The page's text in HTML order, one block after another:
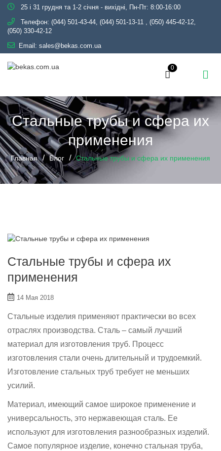
25 і 31 грудня та 1-2 січня - вихідні, Пн-Пт: 8:00-16:00
Телефон: (044) 501-43-44, (044) 501-13-11 , (050) 445-42-12,
(050) 330-42-12
Email: sales@bekas.com.ua
0
Стальные трубы и сфера их
применения
Главная Блог Стальные трубы и сфера их применения
Стальные трубы и сфера их
применения
14 Мая 2018
Стальные изделия применяют практически во всех
отраслях производства. Сталь – самый лучший
материал для изготовления труб. Процесс
изготовления стали очень длительный и трудоемкий.
Изготовление стальных труб требует не меньших
усилий.
Материал, имеющий самое широкое применение и
универсальность, это нержавеющая сталь. Ее
используют для изготовления разнообразных изделий.
Самое популярное изделие, конечно стальная труба,